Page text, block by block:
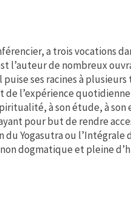
a trois vocations
l’auteur de nombreux
ses racines à
l’expérience
à son étude, à
pour but de rendre
Yogasutra ou l’Intégrale
dogmatique et pleine